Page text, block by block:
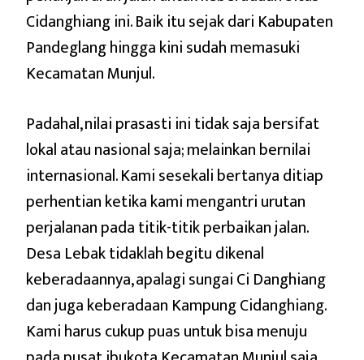
Cidanghiang ini. Baik itu sejak dari Kabupaten
Pandeglang hingga kini sudah memasuki
Kecamatan Munjul.
Padahal, nilai prasasti ini tidak saja bersifat
lokal atau nasional saja; melainkan bernilai
internasional. Kami sesekali bertanya ditiap
perhentian ketika kami mengantri urutan
perjalanan pada titik-titik perbaikan jalan.
Desa Lebak tidaklah begitu dikenal
keberadaannya, apalagi sungai Ci Danghiang
dan juga keberadaan Kampung Cidanghiang.
Kami harus cukup puas untuk bisa menuju